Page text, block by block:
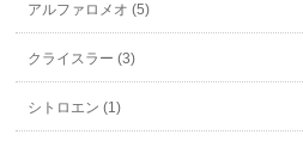
アルファロメオ (5)
クライスラー (3)
シトロエン (1)